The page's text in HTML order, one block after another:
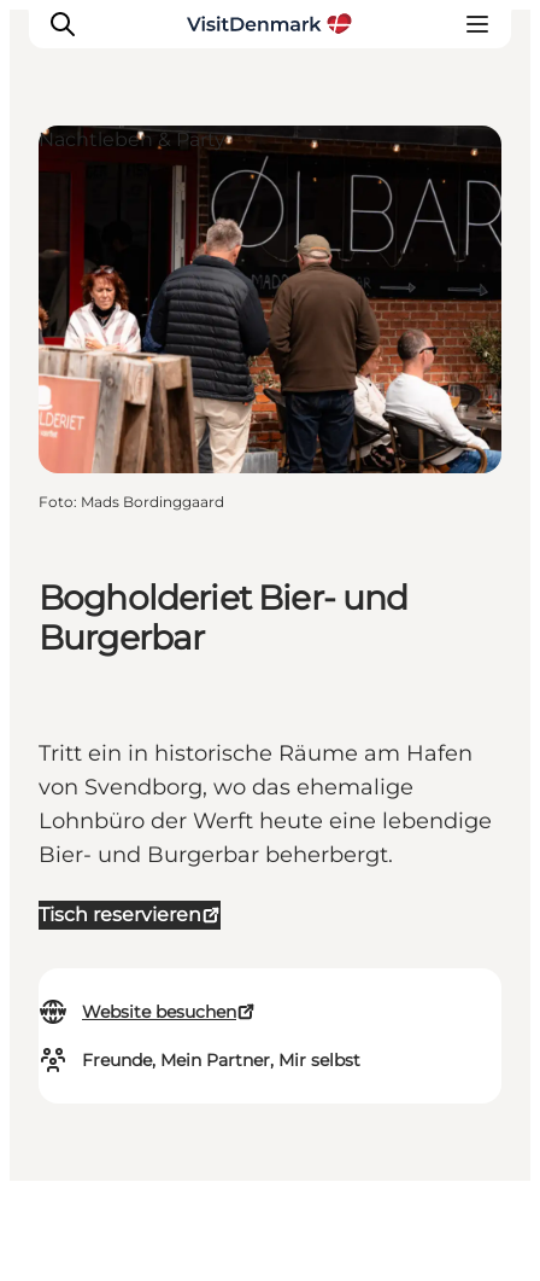
Erlebnisse
Unterkünfte
Reiseplanung
Bogholderiet Bier- und
Burgerbar
Tritt ein in historische Räume am Hafen
von Svendborg, wo das ehemalige
Lohnbüro der Werft heute eine lebendige
Bier- und Burgerbar beherbergt.
Tisch reservieren
Website besuchen
Freunde, Mein Partner, Mir selbst
Nachtleben & Party
Foto: Mads Bordinggaard